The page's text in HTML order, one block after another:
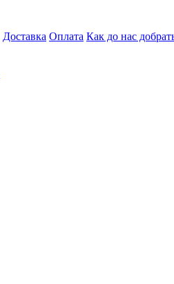
Доставка Оплата Как до нас